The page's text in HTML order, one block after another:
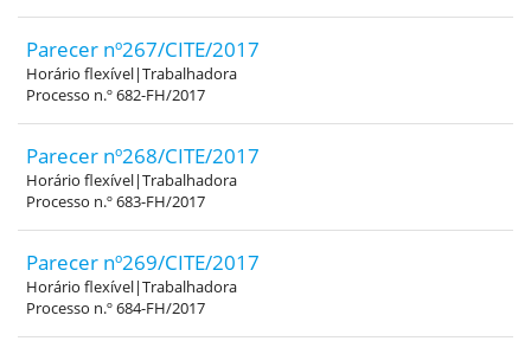
Parecer nº267/CITE/2017
Horário flexível|Trabalhadora
Processo n.º 682-FH/2017
Parecer nº268/CITE/2017
Horário flexível|Trabalhadora
Processo n.º 683-FH/2017
Parecer nº269/CITE/2017
Horário flexível|Trabalhadora
Processo n.º 684-FH/2017